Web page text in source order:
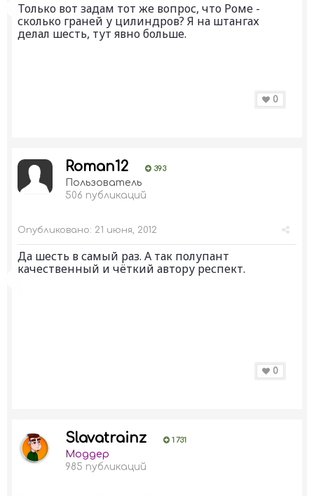
Только вот задам тот же вопрос, что Роме -
сколько граней у цилиндров? Я на штангах
делал шесть, тут явно больше.
0
Roman12 393
Пользователь
506 публикаций
Опубликовано: 21 июня, 2012
Да шесть в самый раз. А так полупант
качественный и чёткий автору респект.
0
Slavatrainz 1 731
Моддер
985 публикаций